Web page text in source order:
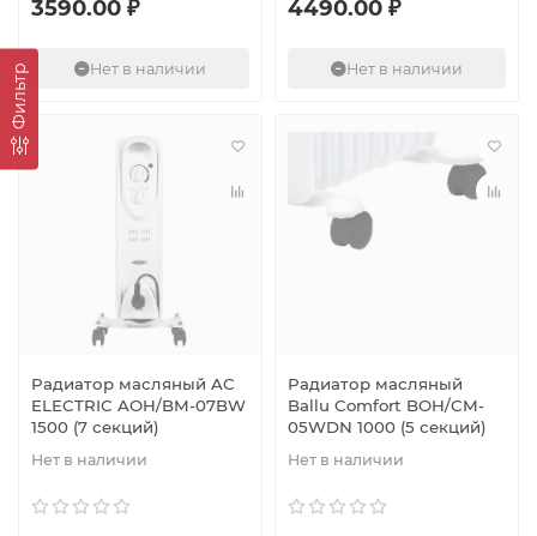
Фильтр
3590.00 ₽
Нет в наличии
4490.00 ₽
Нет в наличии
Радиатор масляный AC
ELECTRIC AOH/BM-07BW
1500 (7 секций)
Нет в наличии
Радиатор масляный
Ballu Comfort BOH/CM-
05WDN 1000 (5 секций)
Нет в наличии